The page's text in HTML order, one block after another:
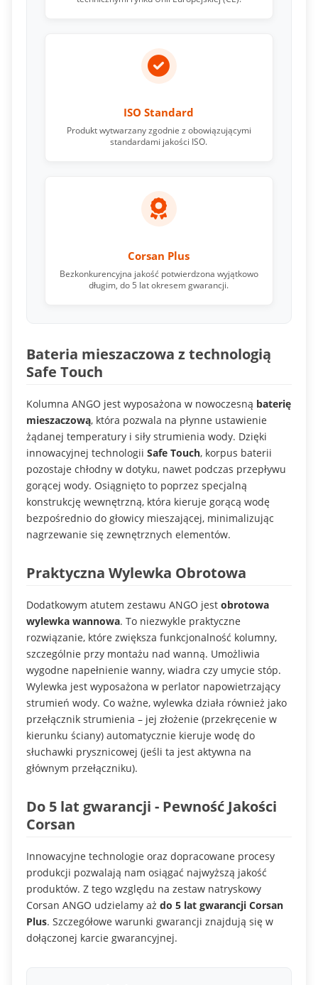
ISO Standard
Produkt wytwarzany zgodnie z obowiązującymi
standardami jakości ISO.
Corsan Plus
Bezkonkurencyjna jakość potwierdzona wyjątkowo
długim, do 5 lat okresem gwarancji.
Bateria mieszaczowa z technologią
Safe Touch
Kolumna ANGO jest wyposażona w nowoczesną baterię
mieszaczową, która pozwala na płynne ustawienie
żądanej temperatury i siły strumienia wody. Dzięki
innowacyjnej technologii Safe Touch, korpus baterii
pozostaje chłodny w dotyku, nawet podczas przepływu
gorącej wody. Osiągnięto to poprzez specjalną
konstrukcję wewnętrzną, która kieruje gorącą wodę
bezpośrednio do głowicy mieszającej, minimalizując
nagrzewanie się zewnętrznych elementów.
Praktyczna Wylewka Obrotowa
Dodatkowym atutem zestawu ANGO jest obrotowa
wylewka wannowa. To niezwykle praktyczne
rozwiązanie, które zwiększa funkcjonalność kolumny,
szczególnie przy montażu nad wanną. Umożliwia
wygodne napełnienie wanny, wiadra czy umycie stóp.
Wylewka jest wyposażona w perlator napowietrzający
strumień wody. Co ważne, wylewka działa również jako
przełącznik strumienia – jej złożenie (przekręcenie w
kierunku ściany) automatycznie kieruje wodę do
słuchawki prysznicowej (jeśli ta jest aktywna na
głównym przełączniku).
Do 5 lat gwarancji - Pewność Jakości
Corsan
Innowacyjne technologie oraz dopracowane procesy
produkcji pozwalają nam osiągać najwyższą jakość
produktów. Z tego względu na zestaw natryskowy
Corsan ANGO udzielamy aż do 5 lat gwarancji Corsan
Plus. Szczegółowe warunki gwarancji znajdują się w
dołączonej karcie gwarancyjnej.